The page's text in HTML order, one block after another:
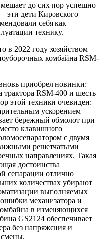
до сих пор успешно
эти дети Кировского
себя как
технику.
в 2022 году хозяйством
комбайна RSM-
приобрел новинки:
трактора RSM-400 и шесть
этой техники очевиден:
ускорением
бережный обмолот при
клавишного
с двумя
решетчатыми
направлениях. Такая
достоинства
сепарации отлично
количествах убирают
выполняемых
механизатора и
в изменяющихся
GS2124 обеспечивает
без напряжения и
смены.